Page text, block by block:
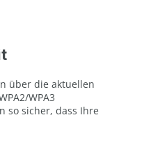
über die aktuellen
WPA3
so sicher, dass Ihre